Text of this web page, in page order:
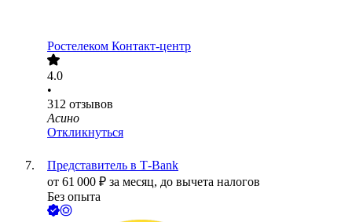
Ростелеком Контакт-центр
4.0
•
312 отзывов
Асино
Откликнуться
Представитель в Т-Bank
от 61 000 ₽ за месяц, до вычета налогов
Без опыта